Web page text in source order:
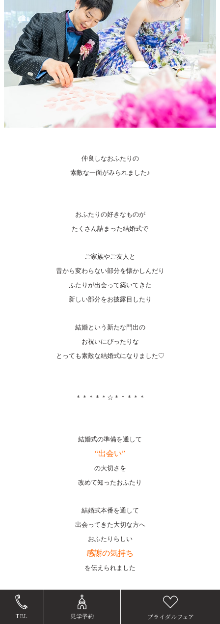
仲良しなおふたりの
素敵な一面がみられました♪
おふたりの好きなものが
たくさん詰まった結婚式で
ご家族やご友人と
昔から変わらない部分を懐かしんだり
ふたりが出会って築いてきた
新しい部分をお披露目したり
結婚という新たな門出の
お祝いにぴったりな
とっても素敵な結婚式になりました♡
＊＊＊＊＊☆＊＊＊＊＊
結婚式の準備を通して
“出会い”
の大切さを
改めて知ったおふたり
結婚式本番を通して
出会ってきた大切な方へ
おふたりらしい
感謝の気持ち
を伝えられました
南さん 友里絵さん
TEL 見学予約 ブライダルフェア